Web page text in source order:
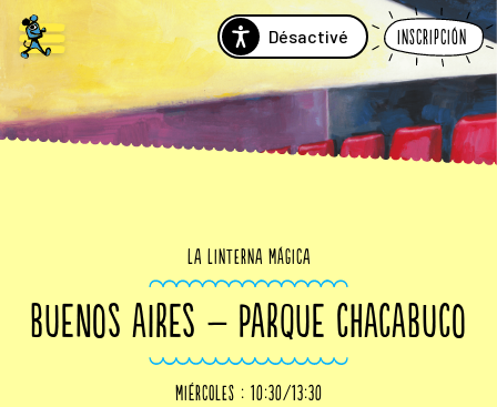
Désactivé Inscripción
La Linterna Mágica
BUENOS AIRES – PARQUE CHACABUCO
Miércoles : 10:30/13:30